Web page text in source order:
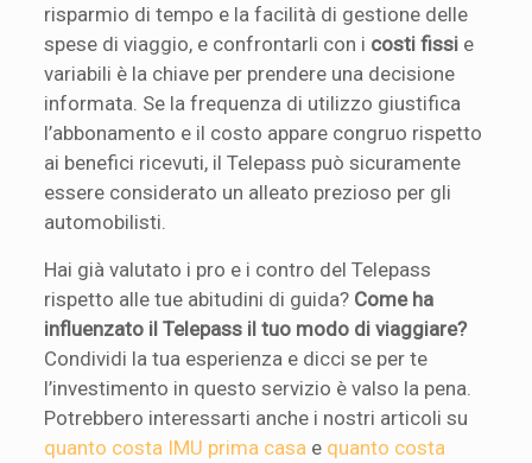
risparmio di tempo e la facilità di gestione delle
spese di viaggio, e confrontarli con i costi fissi e
variabili è la chiave per prendere una decisione
informata. Se la frequenza di utilizzo giustifica
l’abbonamento e il costo appare congruo rispetto
ai benefici ricevuti, il Telepass può sicuramente
essere considerato un alleato prezioso per gli
automobilisti.
Hai già valutato i pro e i contro del Telepass
rispetto alle tue abitudini di guida? Come ha
influenzato il Telepass il tuo modo di viaggiare?
Condividi la tua esperienza e dicci se per te
l’investimento in questo servizio è valso la pena.
Potrebbero interessarti anche i nostri articoli su
quanto costa IMU prima casa e quanto costa